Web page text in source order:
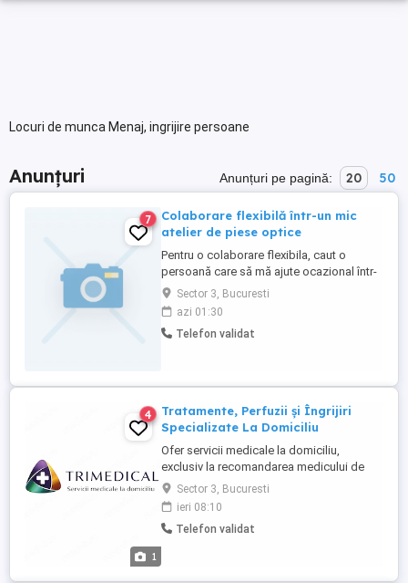
Locuri de munca Menaj, ingrijire persoane
Anunțuri Anunțuri pe pagină: 20 50
7
Colaborare flexibilă într-un mic
atelier de piese optice
Pentru o colaborare flexibila, caut o
persoană care să mă ajute ocazional într-
un mic atelier de optică, unde pregătesc și
vând piese optice: oglinzi, filtre, lentile etc.
Activitatea este variată și poate include:
pregătirea pieselor optice (curatare,
Sector 3, Bucuresti
azi 01:30
Telefon validat
1
4
Tratamente, Perfuzii și Îngrijiri
Specializate La Domiciliu
Ofer servicii medicale la domiciliu,
exclusiv la recomandarea medicului de
familie sau a medicului specialist, în
București și localitățile limitrofe. Servicii
disponibile: *Administrare tratamente
injectabile - Injecții intramusculare - Injecții
Sector 3, Bucuresti
ieri 08:10
Telefon validat